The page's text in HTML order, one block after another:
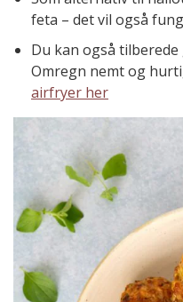
feta – det vil også
Du kan også
Omregn nemt og
airfryer her